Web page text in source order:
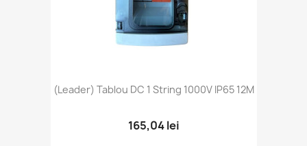
(Leader) Tablou DC 1 String 1000V IP65 12M
165,04 lei